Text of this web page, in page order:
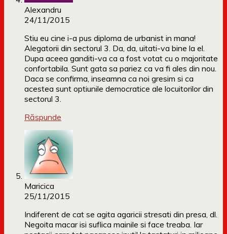
Alexandru
24/11/2015
Stiu eu cine i-a pus diploma de urbanist in mana!
Alegatorii din sectorul 3. Da, da, uitati-va bine la el.
Dupa aceea ganditi-va ca a fost votat cu o majoritate
confortabila. Sunt gata sa pariez ca va fi ales din nou.
Daca se confirma, inseamna ca noi gresim si ca
acestea sunt optiunile democratice ale locuitorilor din
sectorul 3.
Răspunde
Maricica
25/11/2015
Indiferent de cat se agita agaricii stresati din presa, dl.
Negoita macar isi suflica mainile si face treaba. Iar